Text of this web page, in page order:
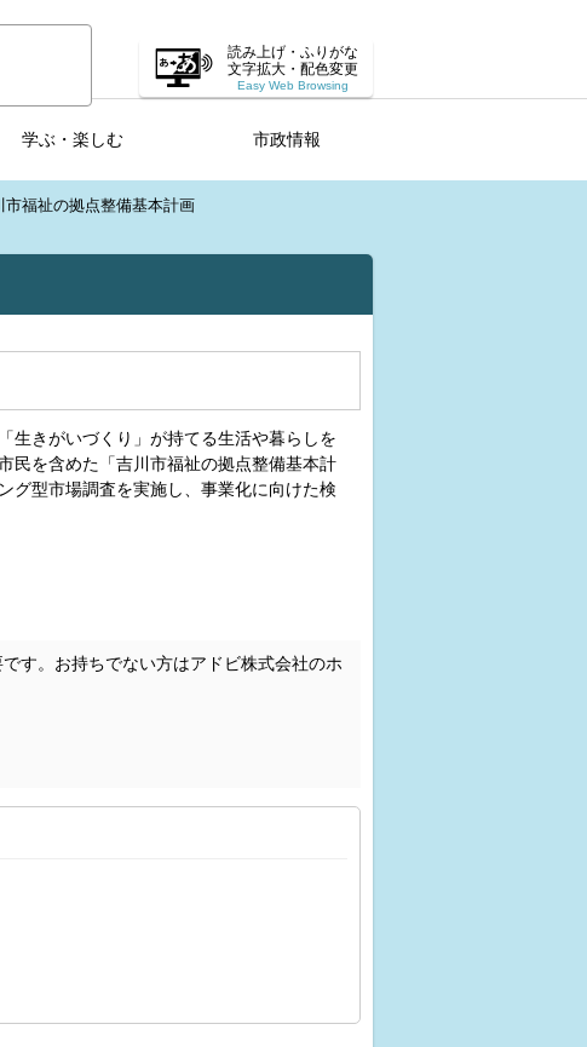
読み上げ・ふりがな
文字拡大・配色変更
Easy Web Browsing
学ぶ・楽しむ 市政情報
市福祉の拠点整備基本計画
生きがいづくり」が持てる生活や暮らしを
民を含めた「吉川市福祉の拠点整備基本計
グ型市場調査を実施し、事業化に向けた検
です。お持ちでない方はアドビ株式会社のホ